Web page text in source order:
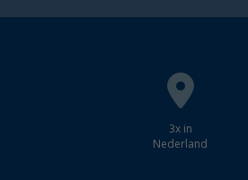
3x in
Nederland